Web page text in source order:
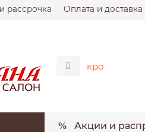
рассрочка Оплата и доставка
Акции и